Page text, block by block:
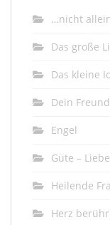
…nicht
Das große
Das kleine
Dein
Engel
Güte –
Heilende
Herz